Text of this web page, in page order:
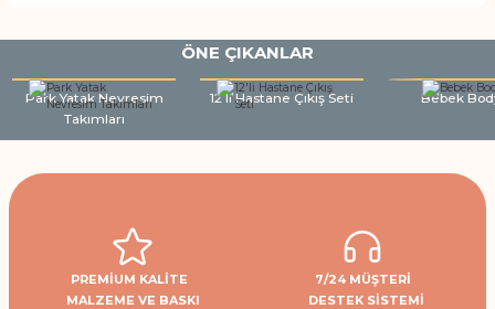
ÖNE ÇIKANLAR
Park Yatak Nevresim
Takımları
12'li Hastane Çıkış Seti Bebek
PREMİUM KALİTE
MALZEME VE BASKI
7/24 MÜŞTERİ
DESTEK SİSTEMİ